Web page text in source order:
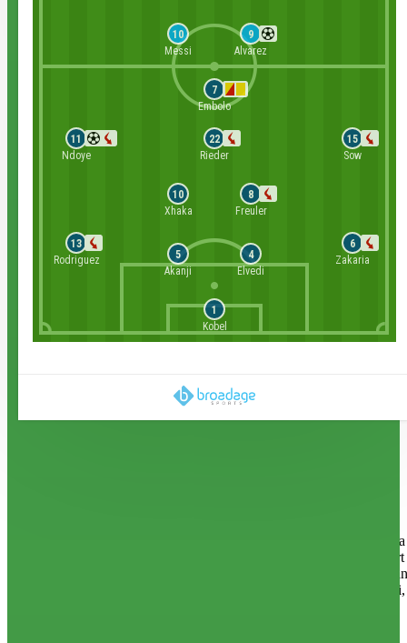
9
Alvarez
10
Messi
1
Kobel
13
Rodriguez
5
Akanji
4
Elvedi
6
Zakaria
10
Xhaka
8
Freuler
11
Ndoye
22
Rieder
15
Sow
7
Embolo
takip edebilirler. Arjantin İsviçre canlı maç istatistikleri kapsamında
isabetli ve isabetsiz şut, gol, faul, korner, ofsayt, sarı ve kırmız kart
ile kurtarış sayıları anlık olarak kolaylıkla izleyebilirler. Tüm liglerin
ve maçların ne zaman saat kaçta oynanacağı, maçın kaç kaç bittiği,